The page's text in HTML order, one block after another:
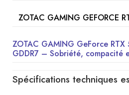
ZOTAC GAMING GEFORCE
ZOTAC GAMING GeForce RTX
GDDR7 – Sobriété, compacité
Spécifications techniques